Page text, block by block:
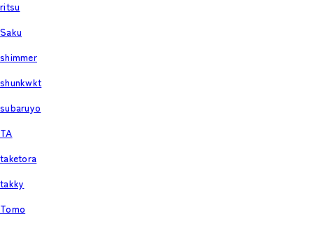
ritsu
Saku
shimmer
shunkwkt
subaruyo
TA
taketora
takky
Tomo